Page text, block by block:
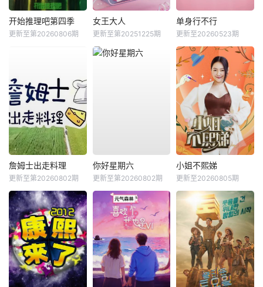
开始推理吧第四季
更新至第20260806期
女王大人
更新至第20251225期
单身行不行
更新至20260523期
詹姆士出走料理
更新至第20260802期
你好星期六
更新至第20260802期
小姐不熙娣
更新至20260805期